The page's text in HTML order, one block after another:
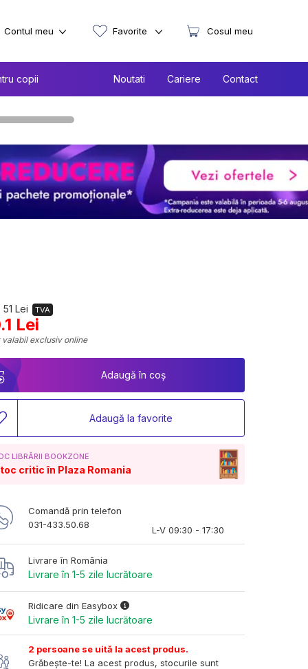
copii Noutati Cariere Contact
Contul meu Favorite Cosul meu
51 Lei TVA
Lei
valabil exclusiv online
Adaugă în coș
Adaugă la favorite
LIBRĂRII BOOKZONE
critic în Plaza Romania
Comandă prin telefon
031-433.50.68
L-V 09:30 - 17:30
Livrare în România
Livrare în 1-5 zile lucrătoare
Ridicare din Easybox
Livrare în 1-5 zile lucrătoare
2 persoane se uită la acest produs.
Grăbește-te! La acest produs, stocurile sunt